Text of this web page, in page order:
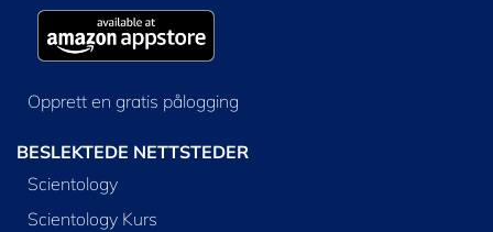
Opprett en gratis pålogging
BESLEKTEDE NETTSTEDER
Scientology
Scientology Kurs